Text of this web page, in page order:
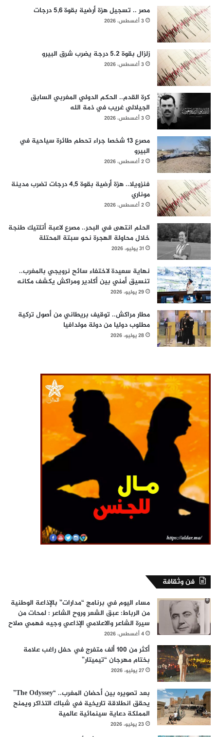
مصر .. تسجيل هزة أرضية بقوة 5,6 درجات
3 أغسطس، 2026
زلزال بقوة 5.2 درجة يضرب شرق البيرو
3 أغسطس، 2026
كرة القدم.. الحكم الدولي المغربي السابق
الجيلالي غريب في ذمة الله
3 أغسطس، 2026
مصرع 13 شخصا جراء تحطم طائرة سياحية في
البيرو
2 أغسطس، 2026
فنزويلا.. هزة أرضية بقوة 4,5 درجات تضرب مدينة
موناري
2 أغسطس، 2026
الحلم انتهى في البحر.. مصرع لاعبة أتلتيك طنجة
خلال محاولة الهجرة نحو سبتة المحتلة
31 يوليو، 2026
نهاية سعيدة لاختفاء سائح نرويجي بالمغرب..
تنسيق أمني بين أكادير ومراكش يكشف مكانه
29 يوليو، 2026
مطار مراكش.. توقيف بريطاني من أصول تركية
مطلوب دوليا من دولة مولدافيا
28 يوليو، 2026
فن وثقافة
مساء اليوم في برنامج “مدارات” بالإذاعة الوطنية
من الرباط: عبق الشعر وروح الشاعر : لمحات من
سيرة الشاعر والاعلامي الإذاعي وجيه فهمي صلاح
4 أغسطس، 2026
أكثر من 100 ألف متفرج في حفل راغب علامة
بختام مهرجان “تيميتار”
27 يوليو، 2026
بعد تصويره بين أحضان المغرب.. “The Odyssey”
يحقق انطلاقة تاريخية في شباك التذاكر ويمنح
المملكة دعاية سينمائية عالمية
23 يوليو، 2026